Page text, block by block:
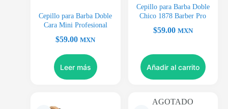
Cepillo para Barba Doble
Cara Mini Profesional
$59.00 MXN
Leer más
Cepillo para Barba Doble
Chico 1878 Barber Pro
$59.00 MXN
Añadir al carrito
AGOTADO